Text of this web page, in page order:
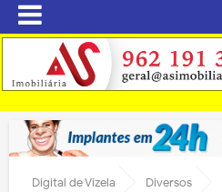
Digital de Vizela Diversos